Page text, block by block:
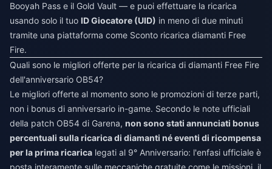
Booyah Pass e il Gold Vault — e puoi effettuare la ricarica
usando solo il tuo ID Giocatore (UID) in meno di due minuti
tramite una piattaforma come Sconto ricarica diamanti Free
Fire.
Quali sono le migliori offerte per la ricarica di diamanti Free Fire
dell'anniversario OB54?
Le migliori offerte al momento sono le promozioni di terze parti,
non i bonus di anniversario in-game. Secondo le note ufficiali
della patch OB54 di Garena, non sono stati annunciati bonus
percentuali sulla ricarica di diamanti né eventi di ricompensa
per la prima ricarica legati al 9° Anniversario: l'enfasi ufficiale è
posta interamente sulle meccaniche gratuite come le missioni, il